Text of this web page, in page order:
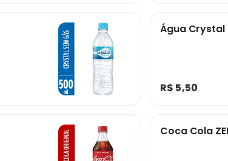
Água Crystal
R$ 5,50
Coca Cola